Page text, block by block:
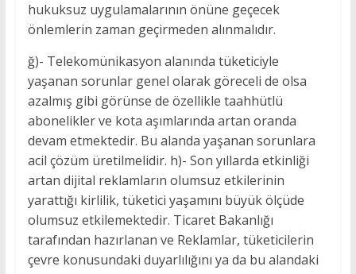
hukuksuz uygulamalarının önüne geçecek
önlemlerin zaman geçirmeden alınmalıdır.
ğ)- Telekomünikasyon alanında tüketiciyle
yaşanan sorunlar genel olarak göreceli de olsa
azalmış gibi görünse de özellikle taahhütlü
abonelikler ve kota aşımlarında artan oranda
devam etmektedir. Bu alanda yaşanan sorunlara
acil çözüm üretilmelidir. h)- Son yıllarda etkinliği
artan dijital reklamların olumsuz etkilerinin
yarattığı kirlilik, tüketici yaşamını büyük ölçüde
olumsuz etkilemektedir. Ticaret Bakanlığı
tarafından hazırlanan ve Reklamlar, tüketicilerin
çevre konusundaki duyarlılığını ya da bu alandaki